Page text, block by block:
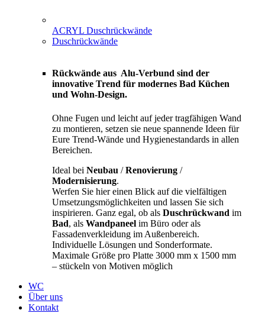
ACRYL Duschrückwände
Duschrückwände
Rückwände aus Alu-Verbund sind der
innovative Trend für modernes Bad Küchen
und Wohn-Design.
Ohne Fugen und leicht auf jeder tragfähigen Wand
zu montieren, setzen sie neue spannende Ideen für
Eure Trend-Wände und Hygienestandards in allen
Bereichen.
Ideal bei Neubau /Renovierung /
Modernisierung.
Werfen Sie hier einen Blick auf die vielfältigen
Umsetzungsmöglichkeiten und lassen Sie sich
inspirieren. Ganz egal, ob als Duschrückwand im
Bad, als Wandpaneel im Büro oder als
Fassadenverkleidung im Außenbereich.
Individuelle Lösungen und Sonderformate.
Maximale Größe pro Platte 3000 mm x 1500 mm
– stückeln von Motiven möglich
WC
Über uns
Kontakt